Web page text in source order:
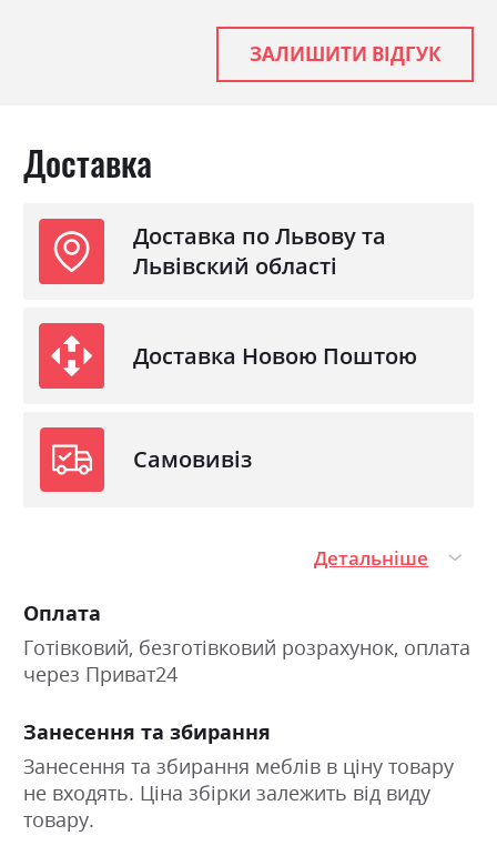
білий/білий глянець
мінімалізм, модерн
ЗАЛИШИТИ ВІДГУК
Доставка
Доставка по Львову та
Львівский області
Доставка Новою Поштою
Самовивіз
Детальніше
Оплата
Готівковий, безготівковий розрахунок, оплата
через Приват24
Занесення та збирання
Занесення та збирання меблів в ціну товару
не входять. Ціна збірки залежить від виду
товару.